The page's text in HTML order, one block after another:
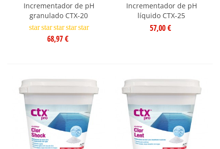
Incrementador de pH
granulado CTX-20
star star star star star
68,97 €
Incrementador de pH
líquido CTX-25
57,00 €